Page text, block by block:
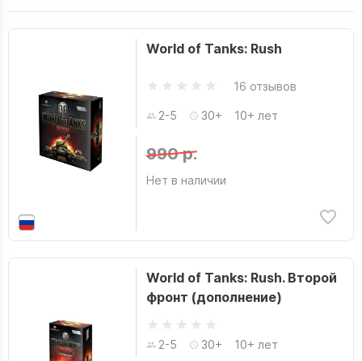
World of Tanks: Rush
16 отзывов
2-5 30+ 10+ лет
990 р.
Нет в наличии
World of Tanks: Rush. Второй
фронт (дополнение)
2-5 30+ 10+ лет